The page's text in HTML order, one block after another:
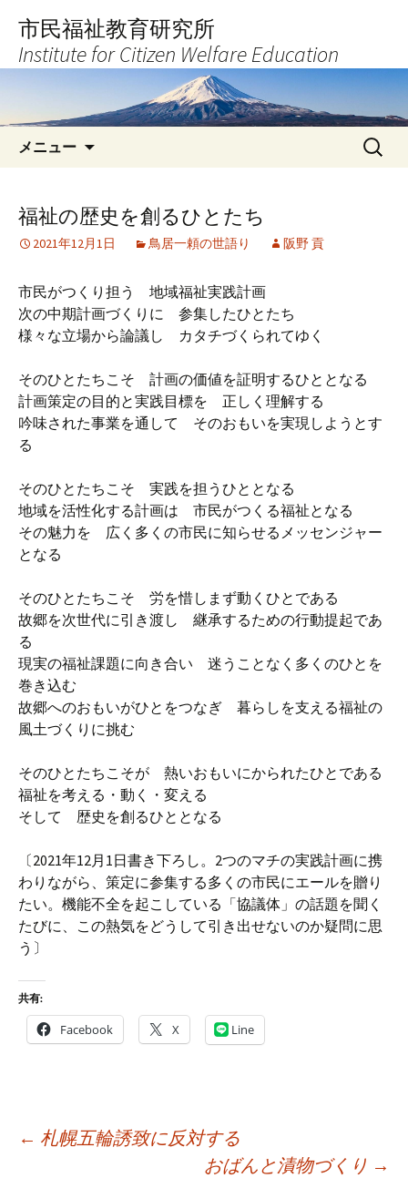
へ
キ
市民福祉教育研究所
Institute for Citizen Welfare Education
メニュー
検
索:
福祉の歴史を創るひとたち
2021年12月1日 鳥居一頼の世語り 阪野 貢
市民がつくり担う 地域福祉実践計画
次の中期計画づくりに 参集したひとたち
様々な立場から論議し カタチづくられてゆく
そのひとたちこそ 計画の価値を証明するひととなる
計画策定の目的と実践目標を 正しく理解する
吟味された事業を通して そのおもいを実現しようとす
る
そのひとたちこそ 実践を担うひととなる
地域を活性化する計画は 市民がつくる福祉となる
その魅力を 広く多くの市民に知らせるメッセンジャー
となる
そのひとたちこそ 労を惜しまず動くひとである
故郷を次世代に引き渡し 継承するための行動提起であ
る
現実の福祉課題に向き合い 迷うことなく多くのひとを
巻き込む
故郷へのおもいがひとをつなぎ 暮らしを支える福祉の
風土づくりに挑む
そのひとたちこそが 熱いおもいにかられたひとである
福祉を考える・動く・変える
そして 歴史を創るひととなる
〔2021年12月1日書き下ろし。2つのマチの実践計画に携
わりながら、策定に参集する多くの市民にエールを贈り
たい。機能不全を起こしている「協議体」の話題を聞く
たびに、この熱気をどうして引き出せないのか疑問に思
う〕
共有:
Facebook X Line
← 札幌五輪誘致に反対する
おばんと漬物づくり →